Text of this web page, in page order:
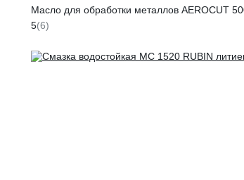
Масло для обработки металлов AEROCUT
5(6)